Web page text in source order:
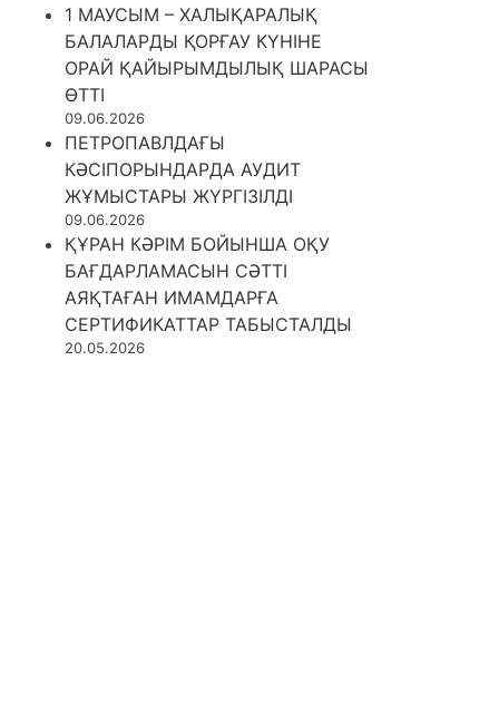
1 МАУСЫМ – ХАЛЫҚАРАЛЫҚ
БАЛАЛАРДЫ ҚОРҒАУ КҮНІНЕ
ОРАЙ ҚАЙЫРЫМДЫЛЫҚ ШАРАСЫ
ӨТТІ
09.06.2026
ПЕТРОПАВЛДАҒЫ
КӘСІПОРЫНДАРДА АУДИТ
ЖҰМЫСТАРЫ ЖҮРГІЗІЛДІ
09.06.2026
ҚҰРАН КӘРІМ БОЙЫНША ОҚУ
БАҒДАРЛАМАСЫН СӘТТІ
АЯҚТАҒАН ИМАМДАРҒА
СЕРТИФИКАТТАР ТАБЫСТАЛДЫ
20.05.2026